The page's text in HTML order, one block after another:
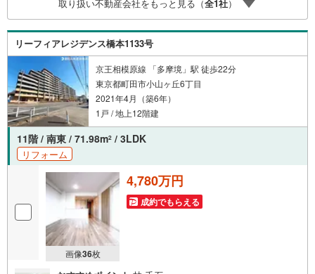
取り扱い不動産会社をもっと見る（全1社）
リーフィアレジデンス橋本1133号
京王相模原線 「多摩境」駅 徒歩22分
東京都町田市小山ヶ丘6丁目
2021年4月（築6年）
1戸 / 地上12階建
11階 / 南東 / 71.98m2 / 3LDK
リフォーム
画像36枚
4,780万円
成約でもらえる